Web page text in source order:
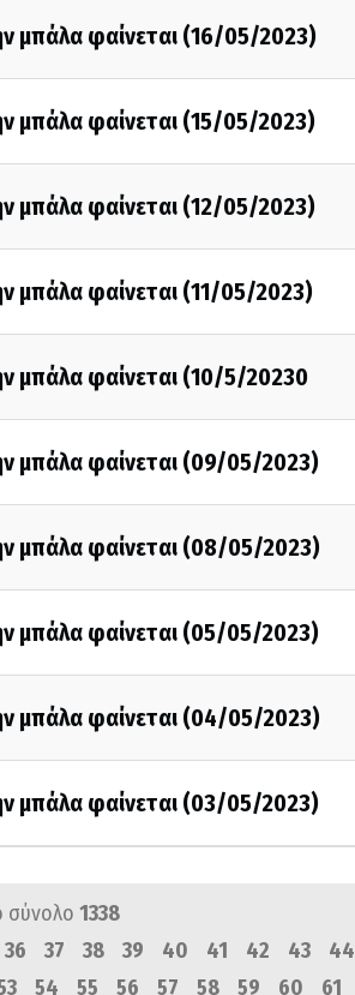
μπάλα φαίνεται (16/05/2023)
μπάλα φαίνεται (15/05/2023)
μπάλα φαίνεται (12/05/2023)
μπάλα φαίνεται (11/05/2023)
μπάλα φαίνεται (10/5/20230
μπάλα φαίνεται (09/05/2023)
μπάλα φαίνεται (08/05/2023)
μπάλα φαίνεται (05/05/2023)
μπάλα φαίνεται (04/05/2023)
μπάλα φαίνεται (03/05/2023)
σύνολο 1338
36 37 38 39 40 41 42 43 44
54 55 56 57 58 59 60 61